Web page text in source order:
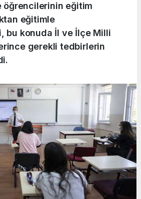
öğrencilerinin eğitim
eğitimle
bu konuda İl ve İlçe Milli
gerekli tedbirlerin